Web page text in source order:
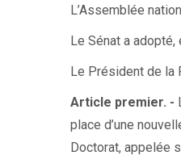
L’Assemblée
Le Sénat a
Le Président de la
Article premier. -
place d’une
Doctorat, appelée